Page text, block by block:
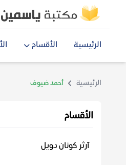
الرئيسية الأقسام
الرئيسية أحمد ضيوف
الأقسام
آرثر كونان دويل